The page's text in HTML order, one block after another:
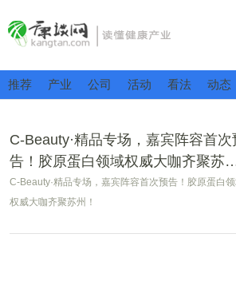
推荐 产业 公司 活动 看法 动态
C-Beauty·精品专场，嘉宾阵容首次
告！胶原蛋白领域权威大咖齐聚苏
州！
C-Beauty·精品专场，嘉宾阵容首次预告！胶原蛋白
权威大咖齐聚苏州！